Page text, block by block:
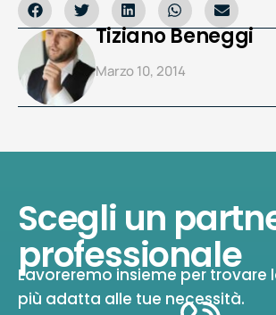
Tiziano Beneggi
Marzo 10, 2014
Scegli un
professionale
Lavoreremo insieme per trovare
più adatta alle tue necessità.